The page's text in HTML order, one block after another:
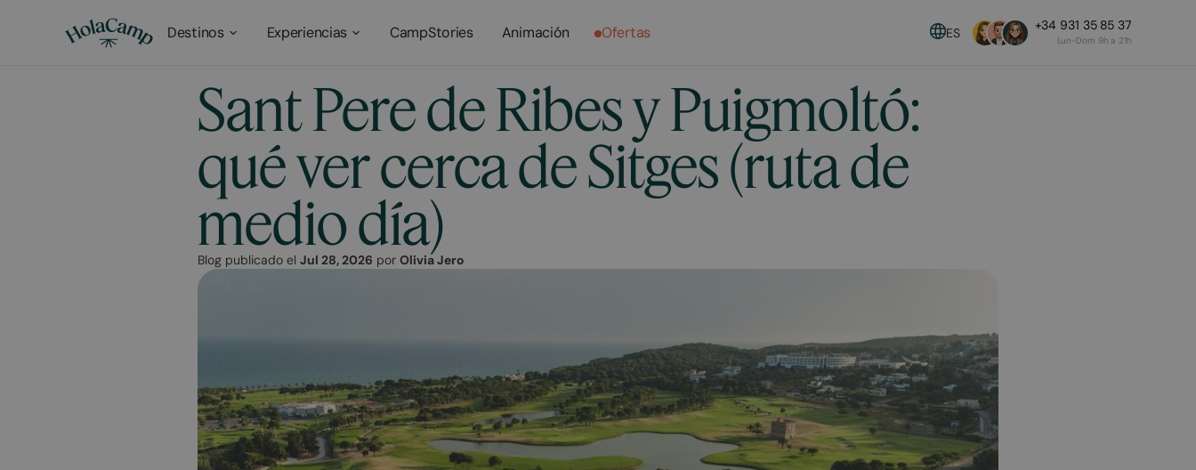
Destinos Experiencias CampStories Animación Ofertas ES +34 931 35 85 37
Lun-Dom 9h a 21h
Sant Pere de Ribes y Puigmoltó:
qué ver cerca de Sitges (ruta de
medio día)
Blog publicado el Jul 28, 2026 por Olivia Jero